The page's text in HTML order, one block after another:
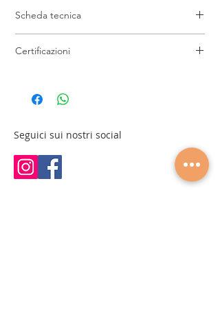
Scheda tecnica
Altezza: 67-87cm
3 motori (6000 N 0-5 A)
Certificazioni
Seguici sui nostri social